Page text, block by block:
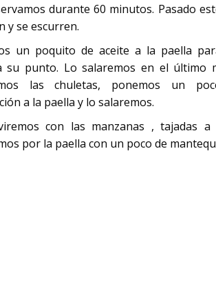
durante 60 minutos. Pasado
y se escurren.
un poquito de aceite a la paella
su punto. Lo salaremos en el último
las chuletas, ponemos un
a la paella y lo salaremos.
con las manzanas , tajadas
por la paella con un poco de